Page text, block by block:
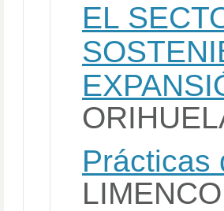
EL
Prácticas